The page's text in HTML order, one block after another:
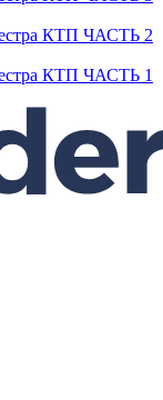
КТП ЧАСТЬ 2
КТП ЧАСТЬ 1